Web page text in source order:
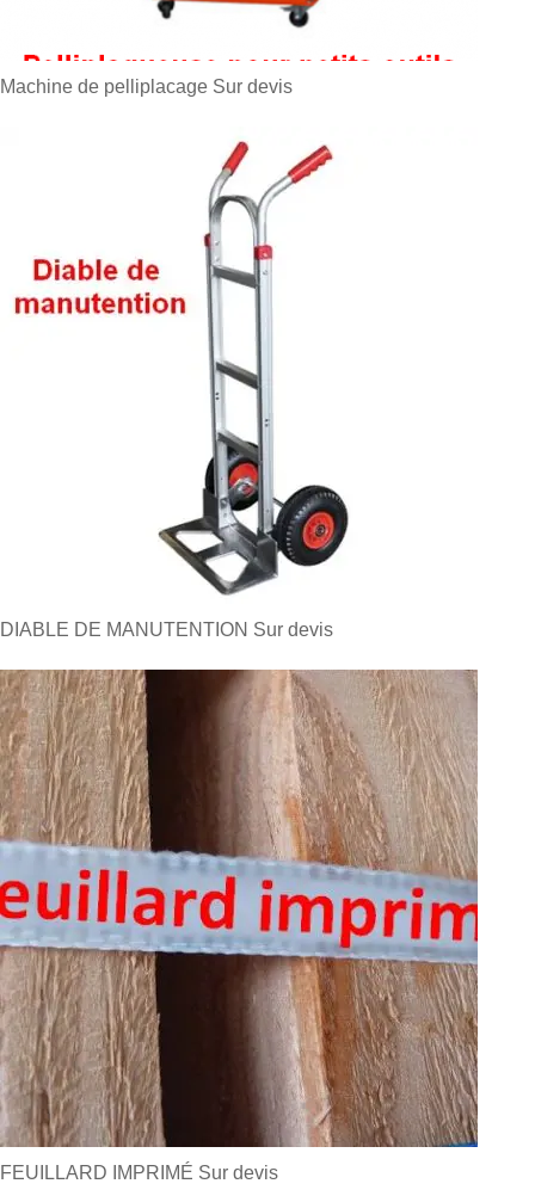
Machine de pelliplacage Sur devis
DIABLE DE MANUTENTION Sur devis
FEUILLARD IMPRIMÉ Sur devis